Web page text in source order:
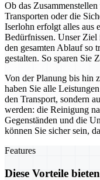
Ob das
Transporten oder die
Iserlohn erfolgt alles aus
Bedürfnissen. Unser Ziel
den gesamten Ablauf so
gestalten. So sparen Sie
Von der Planung bis hin
haben Sie alle
den Transport, sondern
werden: die Reinigung
Gegenständen und die
können Sie sicher sein,
Features
Diese Vorteile